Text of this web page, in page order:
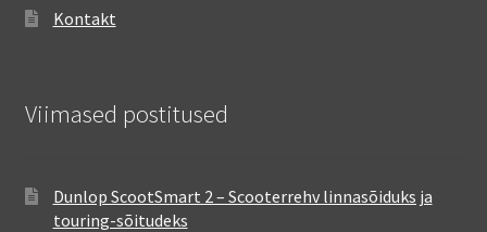
Kontakt
Viimased postitused
Dunlop ScootSmart 2 – Scooterrehv linnasõiduks ja
touring-sõitudeks